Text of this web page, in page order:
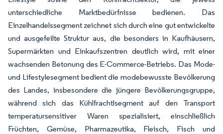
unterschiedliche Marktbedürfnisse bedienen. Das
Einzelhandelssegment zeichnet sich durch eine gut entwickelte
und ausgefeilte Struktur aus, die besonders in Kaufhäusern,
Supermärkten und Einkaufszentren deutlich wird, mit einer
wachsenden Betonung des E-Commerce-Betriebs. Das Mode-
und Lifestylesegment bedient die modebewusste Bevölkerung
des Landes, insbesondere die jüngere Bevölkerungsgruppe,
während sich das Kühlfrachtlsegment auf den Transport
temperatursensitiver Waren spezialisiert, einschließlich
Früchten, Gemüse, Pharmazeutika, Fleisch, Fisch und